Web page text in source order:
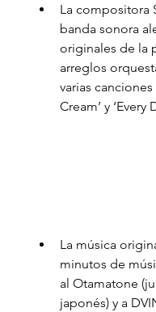
La compositora
banda sonora
originales de la
arreglos
varias
Cream’ y ‘Every
La música
minutos de
al Otamatone
japonés) y a